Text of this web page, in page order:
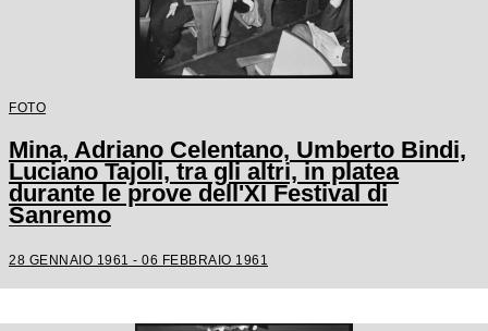
FOTO
Mina, Adriano Celentano, Umberto Bindi,
Luciano Tajoli, tra gli altri, in platea
durante le prove dell'XI Festival di
Sanremo
28 GENNAIO 1961 - 06 FEBBRAIO 1961